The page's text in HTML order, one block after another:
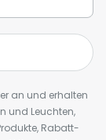
an und erhalten
und Leuchten,
Rabatt-